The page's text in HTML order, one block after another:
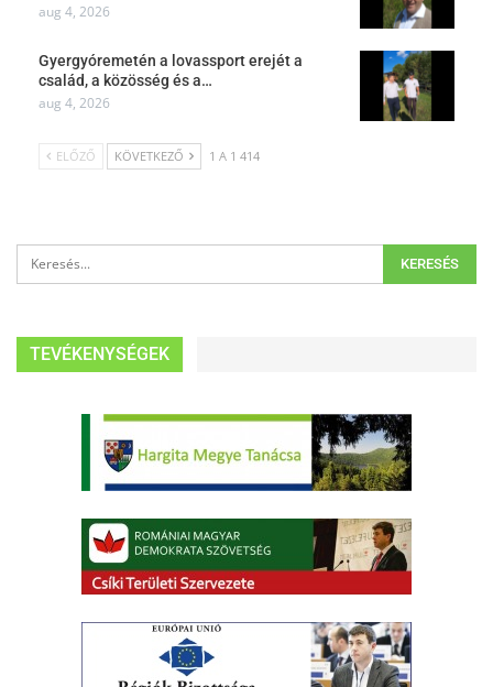
aug 4, 2026
Gyergyóremetén a lovassport erejét a
család, a közösség és a…
aug 4, 2026
ELŐZŐ KÖVETKEZŐ 1 A 1 414
TEVÉKENYSÉGEK